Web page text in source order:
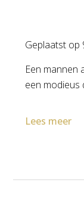
Geplaatst op
Een mannen
een modieus
Lees meer